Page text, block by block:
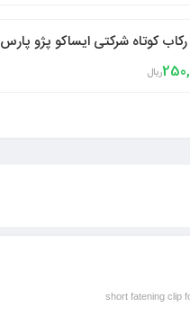
کوتاه شرکتی ایساکو پژو پارس
ریال
short fatening clip